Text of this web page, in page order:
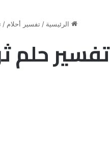
الرئيسية / تفسير أحلام /
تفسير حلم